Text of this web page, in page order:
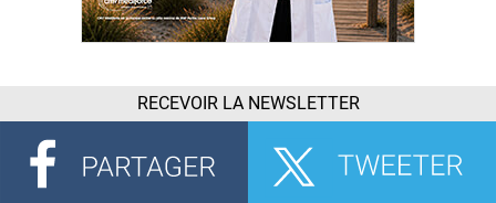
RECEVOIR LA NEWSLETTER